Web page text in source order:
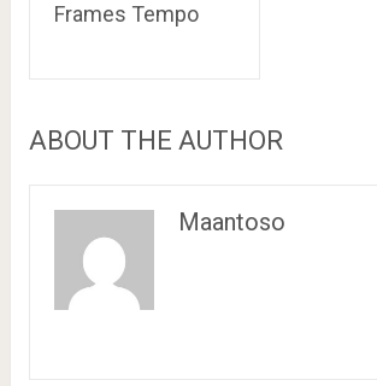
Frames Tempo
ABOUT THE AUTHOR
Maantoso